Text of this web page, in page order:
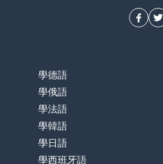
學德語
學俄語
學法語
學韓語
學日語
學西班牙語